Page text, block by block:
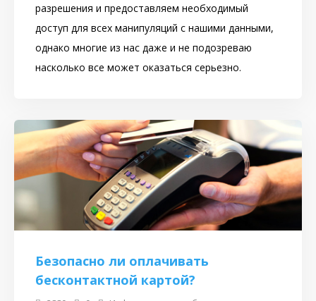
разрешения и предоставляем необходимый
доступ для всех манипуляций с нашими данными,
однако многие из нас даже и не подозреваю
насколько все может оказаться серьезно.
Безопасно ли оплачивать
бесконтактной картой?